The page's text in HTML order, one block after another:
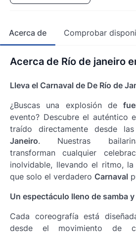
Acerca de Comprobar
Acerca de Río de janeiro
Lleva el Carnaval de De Río de
¿Buscas una explosión de
evento? Descubre el auténtico
traído directamente desde
Janeiro. Nuestras
transforman cualquier
inolvidable, llevando el ritmo,
que solo el verdadero Carnaval
Un espectáculo lleno de samba
Cada coreografía está
desde el movimiento de